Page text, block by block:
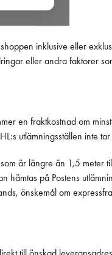
inklusive eller
eller andra faktorer
en fraktkostnad om minst
utlämningsställen inte
är längre än 1,5 meter
hämtas på Postens
önskemål om